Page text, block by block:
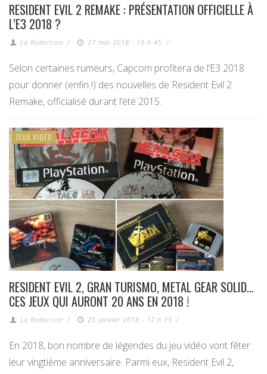
RESIDENT EVIL 2 REMAKE : PRÉSENTATION OFFICIELLE À
L’E3 2018 ?
La Redaction / 27 mai 2018 - 19 h 45 /
Selon certaines rumeurs, Capcom profitera de l’E3 2018
pour donner (enfin !) des nouvelles de Resident Evil 2
Remake, officialisé durant l’été 2015.
JEUX VIDÉO
RESIDENT EVIL 2, GRAN TURISMO, METAL GEAR SOLID…
CES JEUX QUI AURONT 20 ANS EN 2018 !
La Redaction / 25 janvier 2018 - 17 h 15 /
En 2018, bon nombre de légendes du jeu vidéo vont fêter
leur vingtième anniversaire. Parmi eux, Resident Evil 2,